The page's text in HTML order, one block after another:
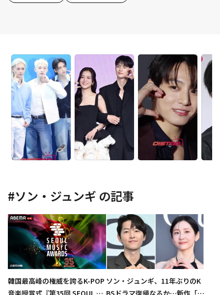
#ソン・ジュンギ の記事
韓国最高峰の権威を誇るK-POP ソン・ジュンギ、11年ぶりのK